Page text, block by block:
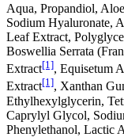
Aqua, Propandiol,
Sodium Hyaluronate,
Leaf Extract,
Boswellia Serrata
Extract[1], Equisetum
Extract[1], Xanthan
Ethylhexylglycerin,
Caprylyl Glycol,
Phenylethanol, Lactic